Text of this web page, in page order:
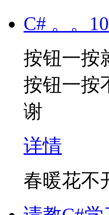
C# 。。
按钮一按
按钮一按
谢
详情
春暖花不